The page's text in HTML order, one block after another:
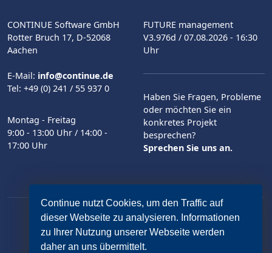
Continue nutzt Cookies, um den Traffic auf
dieser Webseite zu analysieren. Informationen
zu Ihrer Nutzung unserer Webseite werden
daher an uns übermittelt.
CONTINUE Software GmbH
Rotter Bruch 17, D-52068
Aachen
E-Mail: info@continue.de
Tel: +49 (0) 241 / 55 937 0
Montag - Freitag
9:00 - 13:00 Uhr / 14:00 -
17:00 Uhr
FUTURE management
V3.976d / 07.08.2026 - 16:30
Uhr
Haben Sie Fragen, Probleme
oder möchten Sie ein
konkretes Projekt
besprechen?
Sprechen Sie uns an.
Datenschutz